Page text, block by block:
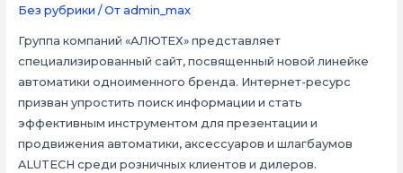
Без рубрики / От admin_max
Группа компаний «АЛЮТЕХ» представляет
специализированный сайт, посвященный новой линейке
автоматики одноименного бренда. Интернет-ресурс
призван упростить поиск информации и стать
эффективным инструментом для презентации и
продвижения автоматики, аксессуаров и шлагбаумов
ALUTECH среди розничных клиентов и дилеров.